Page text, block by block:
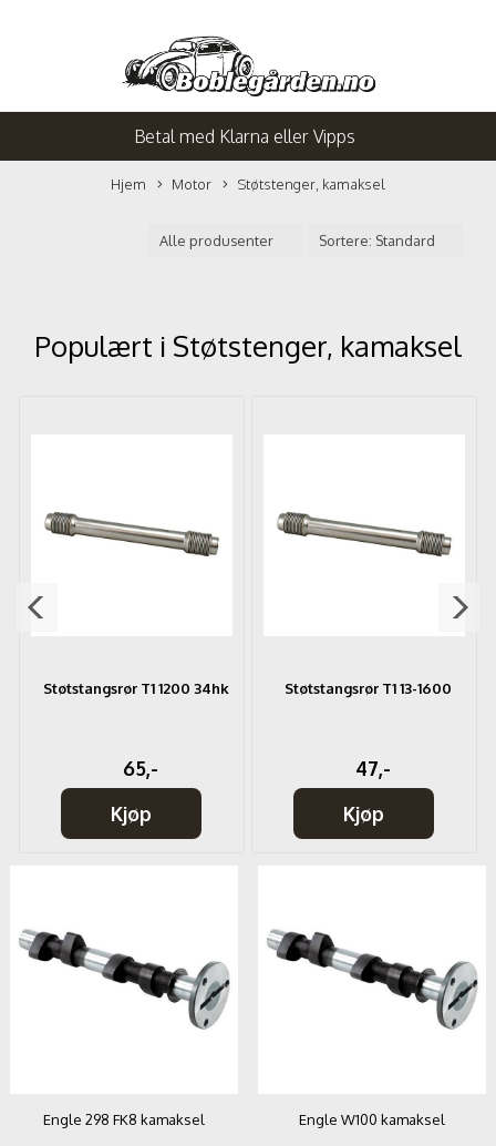
Betal med Klarna eller Vipps
Hjem Motor Støtstenger, kamaksel
Populært i Støtstenger, kamaksel
Støtstangsrør T1 1200 34hk
65,-
Kjøp
Støtstangsrør T1 13-1600
47,-
Kjøp
Engle 298 FK8 kamaksel Engle W100 kamaksel